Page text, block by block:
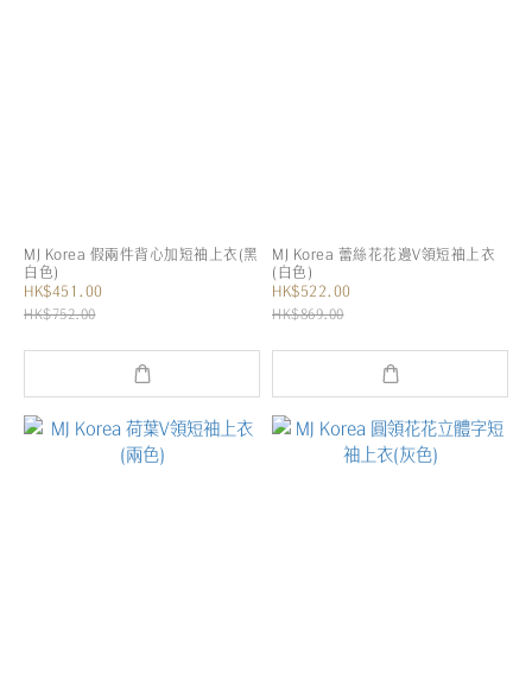
MJ Korea 假兩件背心加短袖上衣(黑
白色)
HK$451.00
HK$752.00
MJ Korea 蕾絲花花邊V領短袖上衣
(白色)
HK$522.00
HK$869.00